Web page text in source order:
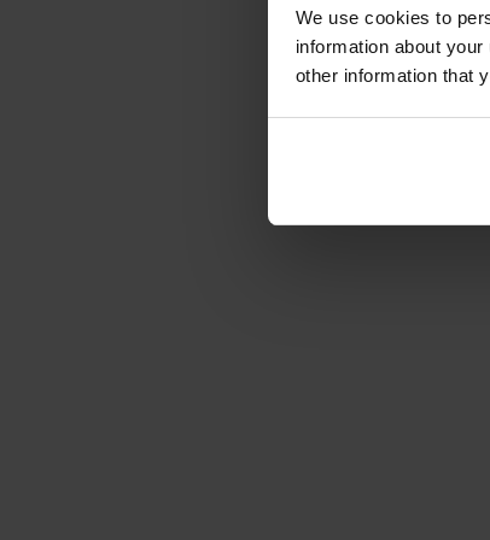
We use cookies to
information about
other information that